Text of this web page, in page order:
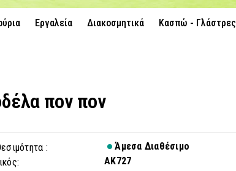
Εργαλεία Διακοσμητικά Κασπώ - Γλάστρες
πον πον
:
Άμεσα Διαθέσιμο
AK727